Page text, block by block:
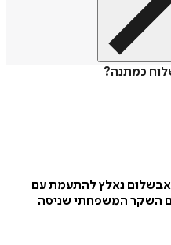
כמתנה?
אבשלום נאלץ להתעמת עם
השקר המשפחתי שניסה